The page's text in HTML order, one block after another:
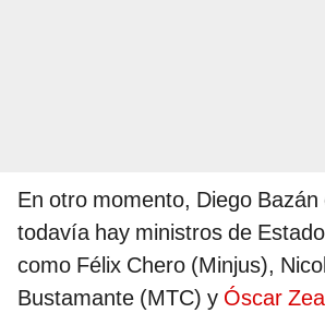
En otro momento, Diego
todavía hay ministros de
como Félix Chero (Minjus),
Bustamante (MTC) y Óscar